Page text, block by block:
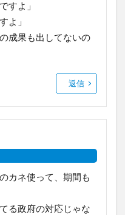
すよ」
よ」
成果も出してないの
返信
カネ使って、期間も
る政府の対応じゃな